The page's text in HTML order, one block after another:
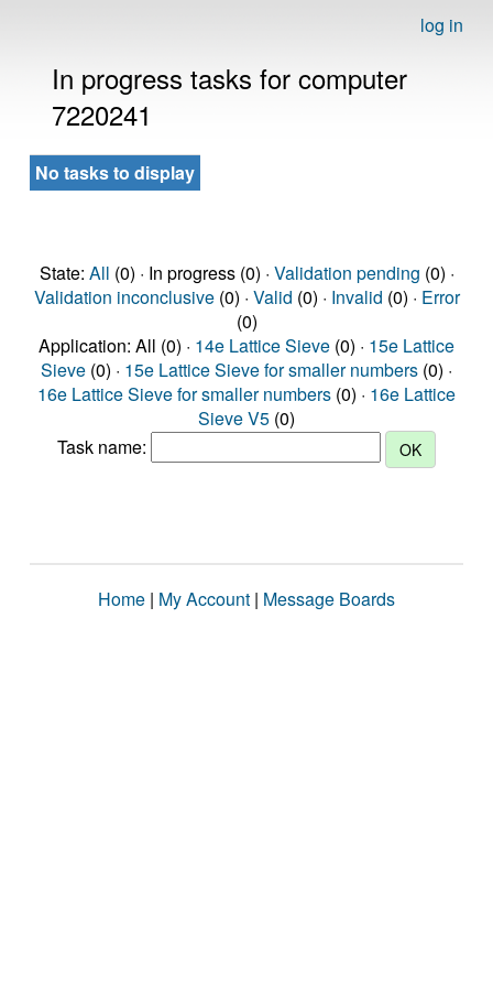
log in
In progress tasks for computer
7220241
No tasks to display
State: All (0) · In progress (0) · Validation pending (0) ·
Validation inconclusive(0) · Valid (0) · Invalid (0) · Error
(0)
Application: All (0) · 14e Lattice Sieve (0) · 15e Lattice
Sieve (0) · 15e Lattice Sieve for smaller numbers (0) ·
16e Lattice Sieve for smaller numbers (0) · 16e Lattice
Sieve V5 (0)
Task name:
Home | My Account | Message Boards